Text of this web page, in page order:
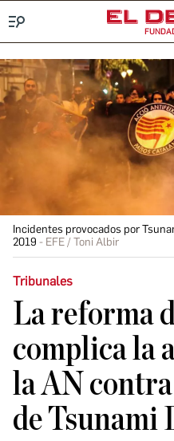
Incidentes provocados por
2019
EFE / Toni Albir
Tribunales
La reforma
complica la
la AN
de Tsunami